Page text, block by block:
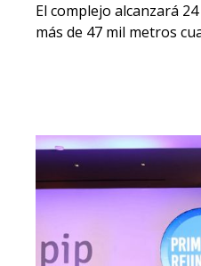
El complejo alcanzará
más de 47 mil metros